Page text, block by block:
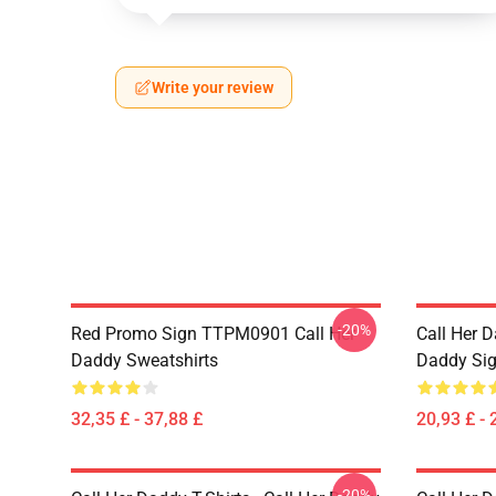
Write your review
Red Promo Sign TTPM0901 Call Her
Daddy Sweatshirts
32,35 £ - 37,88 £
-20%
Call Her
Daddy
20,93 £ -